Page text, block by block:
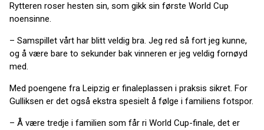
Rytteren roser hesten sin, som gikk sin første World Cup
noensinne.
– Samspillet vårt har blitt veldig bra. Jeg red så fort jeg kunne,
og å være bare to sekunder bak vinneren er jeg veldig fornøyd
med.
Med poengene fra Leipzig er finaleplassen i praksis sikret. For
Gulliksen er det også ekstra spesielt å følge i familiens fotspor.
– Å være tredje i familien som får ri World Cup-finale, det er